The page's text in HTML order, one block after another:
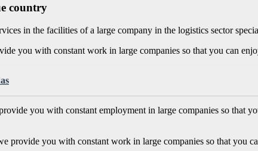
country
in the facilities of a large company in the logistics sector
you with constant work in large companies so that you can
you with constant employment in large companies so that
you with constant work in large companies so that you